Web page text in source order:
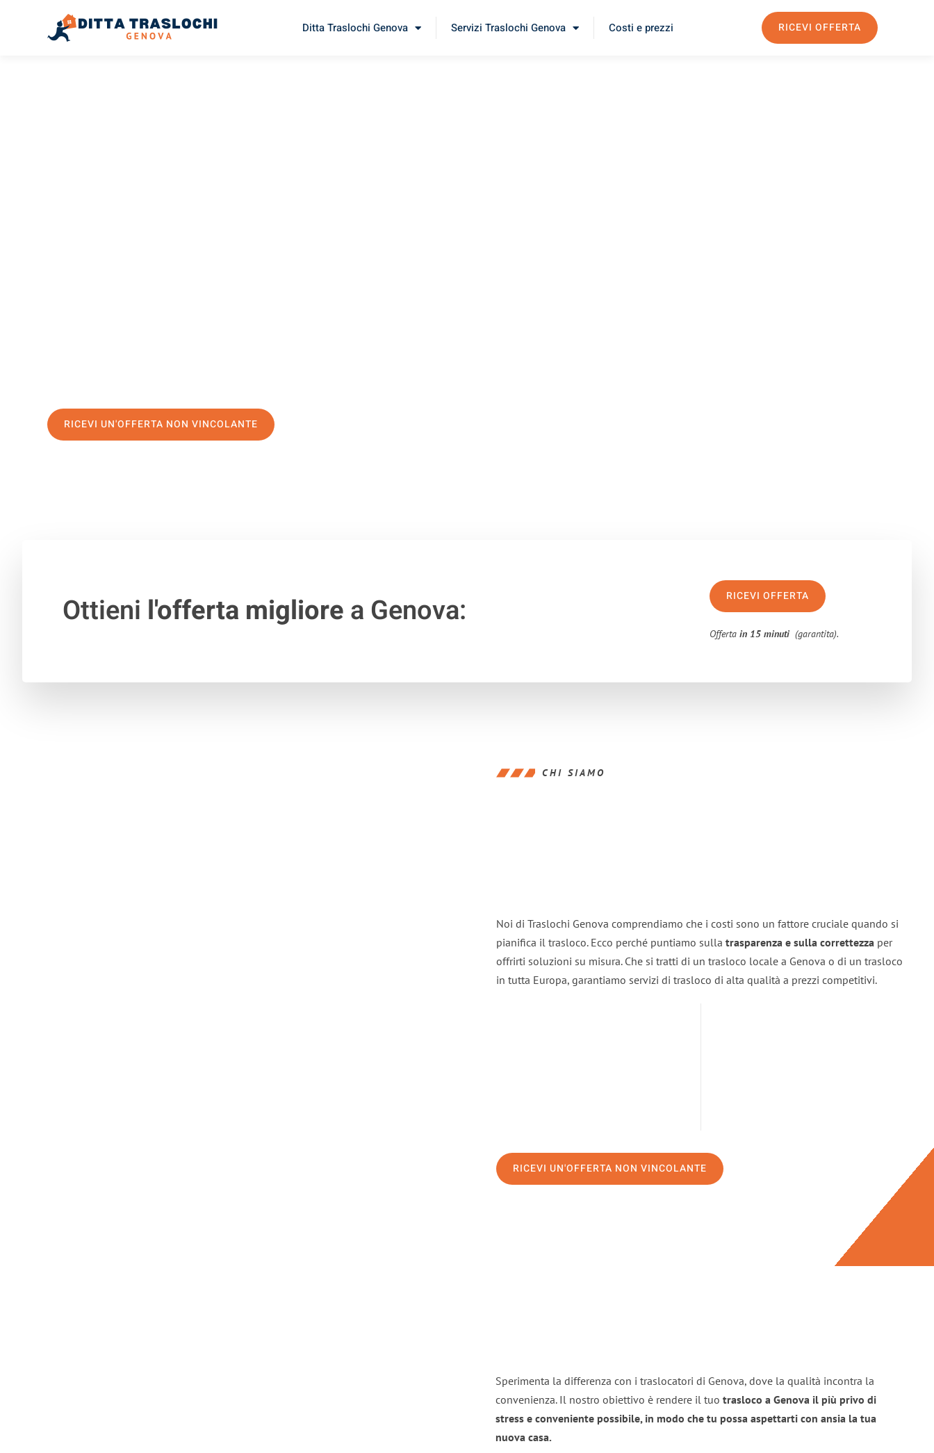
Ditta Traslochi Genova Servizi Traslochi Genova Costi e prezzi RICEVI OFFERTA
RICEVI UN'OFFERTA NON VINCOLANTE
Ottieni l'offerta migliorea Genova: RICEVI OFFERTA
Offertain 15 minuti (garantita).
CHI SIAMO
Noi di Traslochi Genova comprendiamo che i costi sono un fattore cruciale quando si
pianifica il trasloco. Ecco perché puntiamo sulla trasparenza e sulla correttezza per
offrirti soluzioni su misura. Che si tratti di un trasloco locale a Genova o di un trasloco
in tutta Europa, garantiamo servizi di trasloco di alta qualità a prezzi competitivi.
RICEVI UN'OFFERTA NON VINCOLANTE
Sperimenta la differenza con i traslocatori di Genova, dove la qualità incontra la
convenienza. Il nostro obiettivo è rendere il tuo trasloco a Genova il più privo di
stress e conveniente possibile, in modo che tu possa aspettarti con ansia la tua
nuova casa.